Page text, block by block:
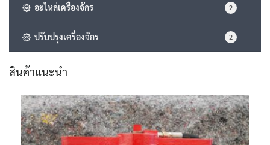
อะไหล่เครื่องจักร 2
ปรับปรุงเครื่องจักร 2
สินค้าแนะนำ